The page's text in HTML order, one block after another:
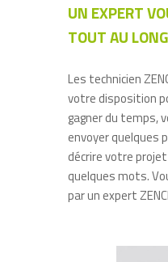
UN EXPERT
TOUT AU
Les technicien
votre disposition
gagner du temps,
envoyer quelques
décrire votre
quelques mots.
par un expert